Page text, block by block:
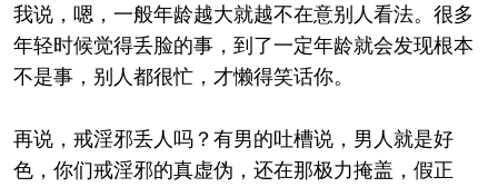
我说，嗯，一般年龄越大就越不在意别人看法。很多
年轻时候觉得丢脸的事，到了一定年龄就会发现根本
不是事，别人都很忙，才懒得笑话你。
再说，戒淫邪丢人吗？有男的吐槽说，男人就是好
色，你们戒淫邪的真虚伪，还在那极力掩盖，假正